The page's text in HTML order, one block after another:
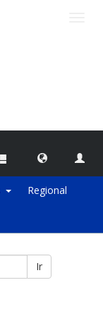
Regional
Ir